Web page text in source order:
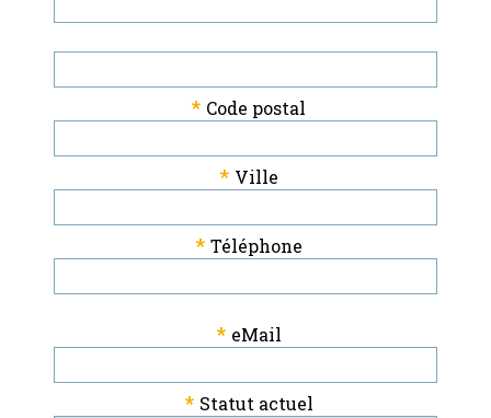
* Code postal
* Ville
* Téléphone
* eMail
* Statut actuel